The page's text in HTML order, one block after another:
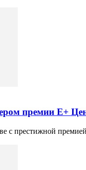
премии Е+
с престижной